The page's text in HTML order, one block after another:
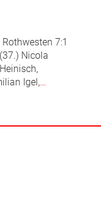
7:1
Nicola
Igel,…